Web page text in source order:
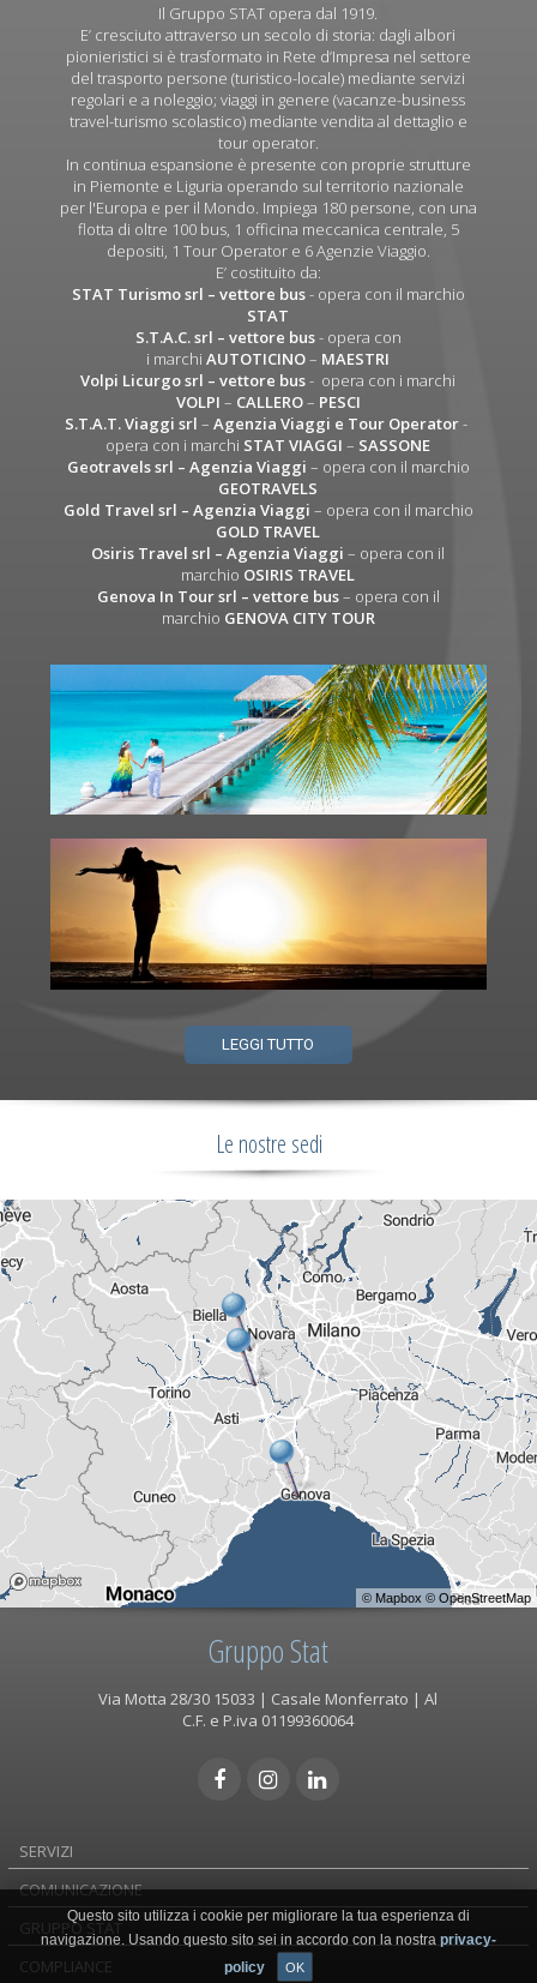
Il Gruppo STAT opera dal 1919.
E’ cresciuto attraverso un secolo di storia: dagli albori
pionieristici si è trasformato in Rete d’Impresa nel settore
del trasporto persone (turistico-locale) mediante servizi
regolari e a noleggio; viaggi in genere (vacanze-business
travel-turismo scolastico) mediante vendita al dettaglio e
tour operator.
In continua espansione è presente con proprie strutture
in Piemonte e Liguria operando sul territorio nazionale
per l'Europa e per il Mondo. Impiega 180 persone, con una
flotta di oltre 100 bus, 1 officina meccanica centrale, 5
depositi, 1 Tour Operator e 6 Agenzie Viaggio.
E’ costituito da:
STAT Turismo srl – vettore bus- opera con il marchio
STAT
S.T.A.C. srl – vettore bus- opera con
i marchiAUTOTICINO– MAESTRI
Volpi Licurgo srl – vettore bus- opera con i marchi
VOLPI – CALLERO– PESCI
S.T.A.T. Viaggi srl –Agenzia Viaggi e Tour Operator-
opera con i marchi STAT VIAGGI – SASSONE
Geotravels srl – Agenzia Viaggi – opera con il marchio
GEOTRAVELS
Gold Travel srl – Agenzia Viaggi – opera con il marchio
GOLD TRAVEL
Osiris Travel srl – Agenzia Viaggi – opera con il
marchio OSIRIS TRAVEL
Genova In Tour srl – vettore bus– opera con il
marchio GENOVA CITY TOUR
LEGGI TUTTO
Le nostre sedi
© Mapbox © OpenStreetMap
Gruppo Stat
Via Motta 28/30 15033 | Casale Monferrato | Al
C.F. e P.iva 01199360064
SERVIZI
COMUNICAZIONE
GRUPPO STAT
COMPLIANCE
Questo sito utilizza i cookie per migliorare la tua esperienza di
navigazione. Usando questo sito sei in accordo con la nostra privacy-
policy
OK